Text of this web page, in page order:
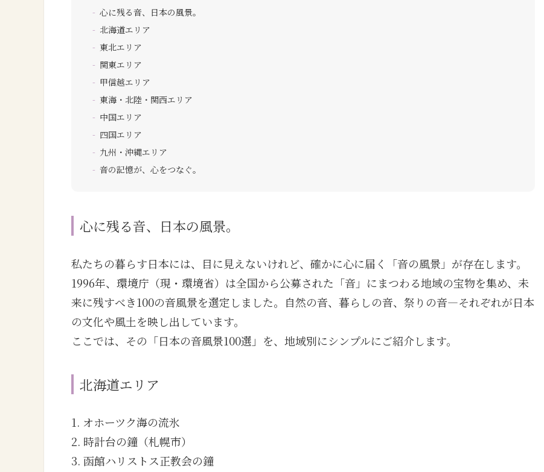
心に残る音、日本の風景。
北海道エリア
東北エリア
関東エリア
甲信越エリア
東海・北陸・関西エリア
中国エリア
四国エリア
九州・沖縄エリア
音の記憶が、心をつなぐ。
心に残る音、日本の風景。
私たちの暮らす日本には、目に見えないけれど、確かに心に届く「音の風景」が存在します。
1996年、環境庁（現・環境省）は全国から公募された「音」にまつわる地域の宝物を集め、未
来に残すべき100の音風景を選定しました。自然の音、暮らしの音、祭りの音―それぞれが日本
の文化や風土を映し出しています。
ここでは、その「日本の音風景100選」を、地域別にシンプルにご紹介します。
北海道エリア
1. オホーツク海の流氷
2. 時計台の鐘（札幌市）
3. 函館ハリストス正教会の鐘